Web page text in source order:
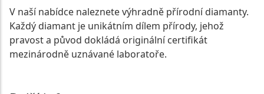
V naší nabídce naleznete výhradně přírodní diamanty.
Každý diamant je unikátním dílem přírody, jehož
pravost a původ dokládá originální certifikát
mezinárodně uznávané laboratoře.